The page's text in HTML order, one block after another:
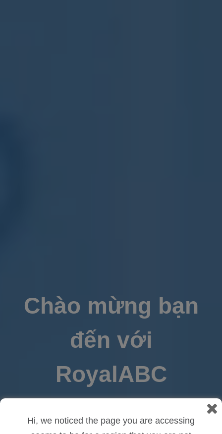
Chào mừng bạn
đến với
RoyalABC
hàng đầu thế giới
Hi, we noticed the page you are accessing